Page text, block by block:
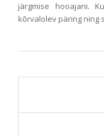
järgmise hooajani.
kõrvalolev päring ning